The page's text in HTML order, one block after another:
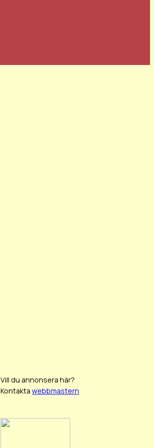
Vill du annonsera här?
Kontakta webbmastern